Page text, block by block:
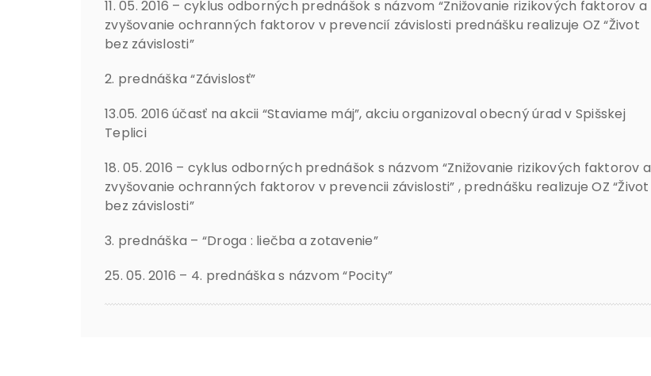
11. 05. 2016 – cyklus odborných prednášok s názvom “Znižovanie rizikových faktorov a
zvyšovanie ochranných faktorov v prevencií závislosti prednášku realizuje OZ “Život
bez závislosti”
2. prednáška “Závislosť”
13.05. 2016 účasť na akcii “Staviame máj”, akciu organizoval obecný úrad v Spišskej
Teplici
18. 05. 2016 – cyklus odborných prednášok s názvom “Znižovanie rizikových faktorov a
zvyšovanie ochranných faktorov v prevencii závislosti” , prednášku realizuje OZ “Život
bez závislosti”
3. prednáška – “Droga : liečba a zotavenie”
25. 05. 2016 – 4. prednáška s názvom “Pocity”